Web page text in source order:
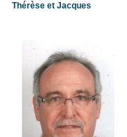
Thérèse et Jacques